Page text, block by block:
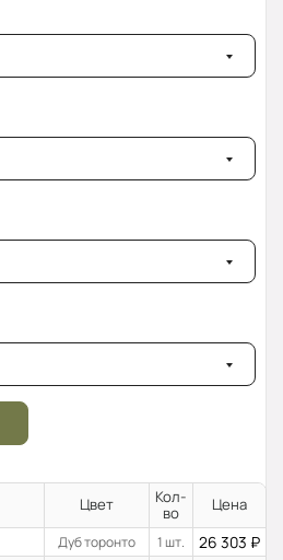
Цвет
Кол-
во
Цена
Дуб торонто 1 шт. 26 303 ₽